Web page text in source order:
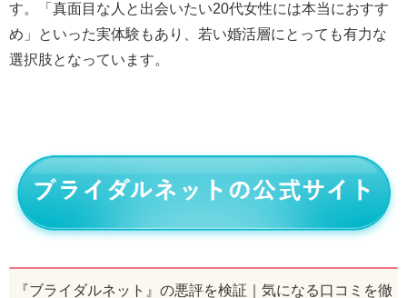
す。「真面目な人と出会いたい20代女性には本当におすす
め」といった実体験もあり、若い婚活層にとっても有力な
選択肢となっています。
『ブライダルネット』の悪評を検証｜気になる口コミを徹